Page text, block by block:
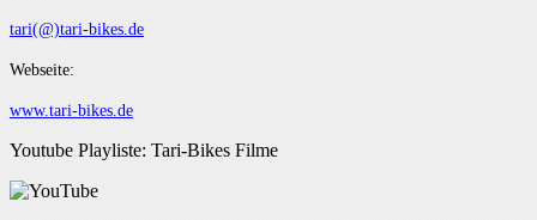
tari(@)tari-bikes.de
Webseite:
www.tari-bikes.de
Youtube Playliste: Tari-Bikes Filme